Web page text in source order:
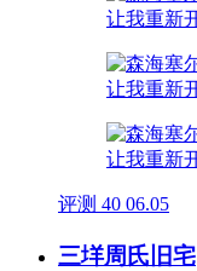
评测 40 06.05
三垟周氏旧宅